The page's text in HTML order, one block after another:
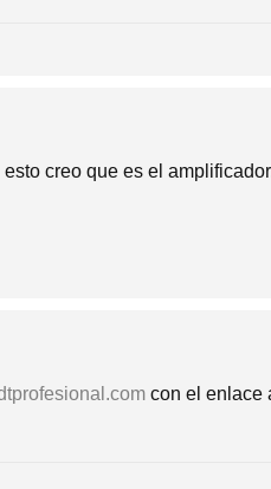
creo que es el
con el enlace